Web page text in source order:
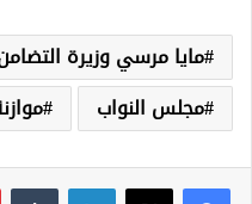
مايا مرسي وزيرة
مجلس النواب
لينكدإن